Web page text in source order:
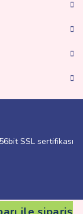
SSL sertifikası